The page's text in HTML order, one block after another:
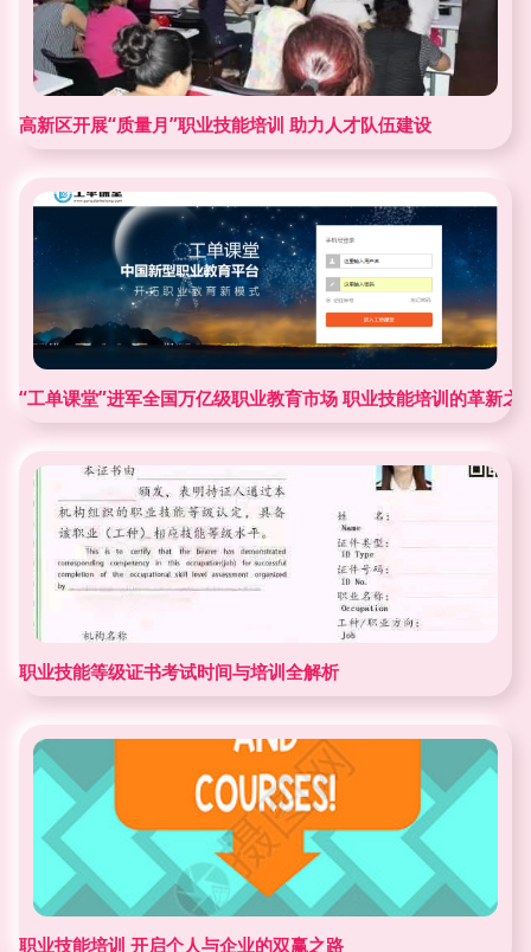
高新区开展“质量月”职业技能培训 助力人才队伍建设
“工单课堂”进军全国万亿级职业教育市场 职业技能培训的革新之
职业技能等级证书考试时间与培训全解析
职业技能培训 开启个人与企业的双赢之路